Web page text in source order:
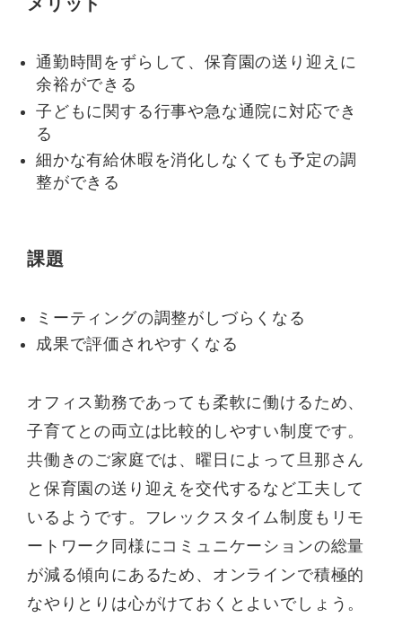
通勤時間をずらして、保育園の送り迎えに
余裕ができる
子どもに関する行事や急な通院に対応でき
る
細かな有給休暇を消化しなくても予定の調
整ができる
課題
ミーティングの調整がしづらくなる
成果で評価されやすくなる
オフィス勤務であっても柔軟に働けるため、
子育てとの両立は比較的しやすい制度です。
共働きのご家庭では、曜日によって旦那さん
と保育園の送り迎えを交代するなど工夫して
いるようです。フレックスタイム制度もリモ
ートワーク同様にコミュニケーションの総量
が減る傾向にあるため、オンラインで積極的
なやりとりは心がけておくとよいでしょう。